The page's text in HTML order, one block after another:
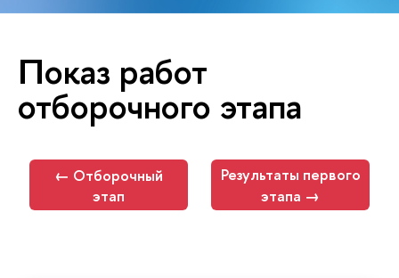
Показ работ
отборочного этапа
← Отборочный
этап
Результаты первого
этапа →